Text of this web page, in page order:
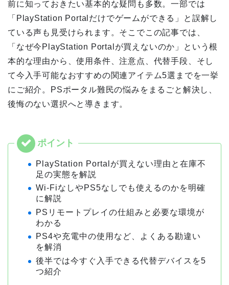
前に知っておきたい基本的な疑問も多数。一部では
「PlayStation Portalだけでゲームができる」と誤解し
ている声も見受けられます。そこでこの記事では、
「なぜ今PlayStation Portalが買えないのか」という根
本的な理由から、使用条件、注意点、代替手段、そし
て今入手可能なおすすめの関連アイテム5選までを一挙
にご紹介。PSポータル難民の悩みをまるごと解決し、
後悔のない選択へと導きます。
PlayStation Portalが買えない理由と在庫不
足の実態を解説
Wi-FiなしやPS5なしでも使えるのかを明確
に解説
PSリモートプレイの仕組みと必要な環境が
わかる
PS4や充電中の使用など、よくある勘違い
を解消
後半では今すぐ入手できる代替デバイスを5
つ紹介